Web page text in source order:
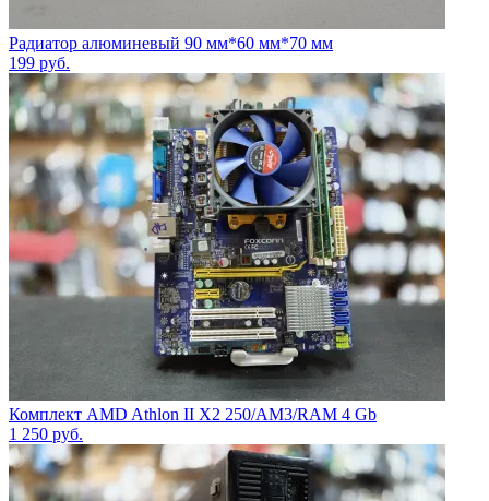
Радиатор алюминевый 90 мм*60 мм*70 мм
199 руб.
Комплект AMD Athlon II X2 250/AM3/RAM 4 Gb
1 250 руб.